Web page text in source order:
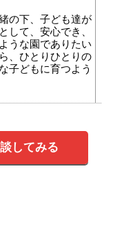
の下、子ども達が
して、安心でき、
うな園でありたい
、ひとりひとりの
子どもに育つよう
してみる